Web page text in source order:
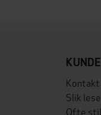
Slik
Ofte